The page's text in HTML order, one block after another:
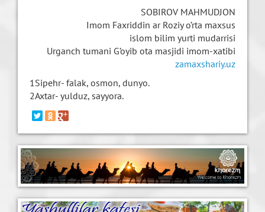
SOBIROV MAHMUDJON
Imom Faxriddin ar Roziy o’rta maxsus
islom bilim yurti mudarrisi
Urganch tumani G’oyib ota masjidi imom-xatibi
zamaxshariy.uz
1Sipehr- falak, osmon, dunyo.
2Axtar- yulduz, sayyora.